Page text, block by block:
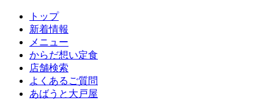
トップ
新着情報
メニュー
からだ想い定食
店舗検索
よくあるご質問
あばうと大戸屋